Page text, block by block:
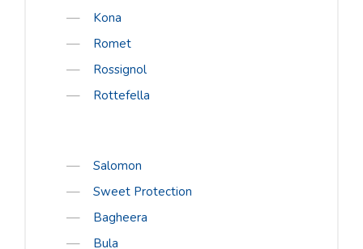
Kona
Romet
Rossignol
Rottefella
Salomon
Sweet Protection
Bagheera
Bula
E-poe liitumistingimused
Jalanõude suurused
Suuruste tabel
Alpina
Bergans
Cebe